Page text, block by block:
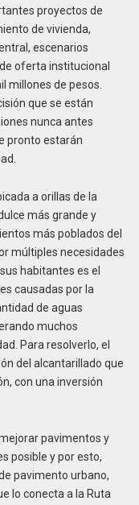
proyectos de
de vivienda,
escenarios
oferta institucional
millones de pesos.
que se están
nunca antes
pronto estarán
a orillas de la
más grande y
más poblados del
múltiples necesidades
habitantes es el
causadas por la
de aguas
muchos
Para resolverlo, el
del alcantarillado que
con una inversión
pavimentos y
posible y por esto,
pavimento urbano,
lo conecta a la Ruta